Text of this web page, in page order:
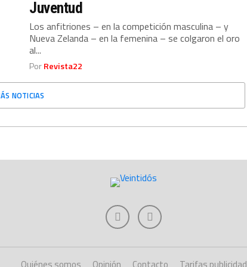
Juventud
Los anfitriones – en la competición masculina – y
Nueva Zelanda – en la femenina – se colgaron el oro
al...
PorRevista22
NOTICIAS